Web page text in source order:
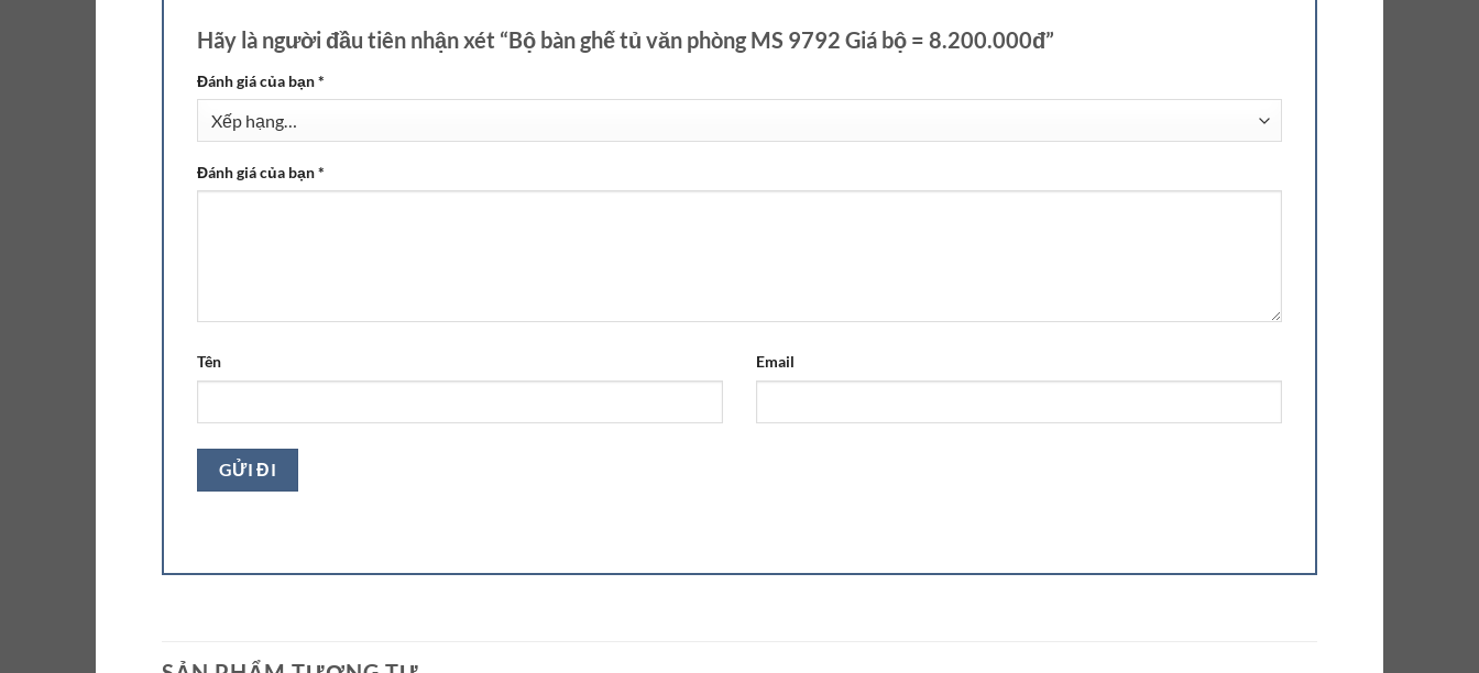
Hãy là người đầu tiên nhận xét “Bộ bàn ghế tủ văn phòng MS 9792 Giá bộ = 8.200.000đ”
Đánh giá của bạn*
Đánh giá của bạn*
Tên Email